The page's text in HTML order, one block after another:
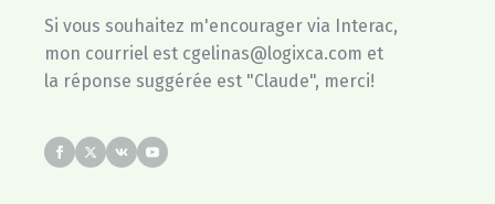
Si vous souhaitez m'encourager via Interac,
mon courriel est cgelinas@logixca.com et
la réponse suggérée est "Claude", merci!